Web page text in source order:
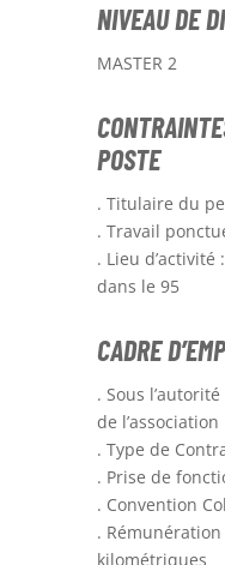
NIVEAU DE
MASTER 2
POSTE
. Titulaire du
. Travail
. Lieu d’activité
dans le 95
CADRE
. Sous
de l’association
. Type de
. Prise de
. Convention
.
kilométriques